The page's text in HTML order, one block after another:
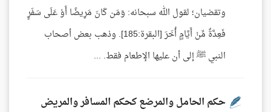
وتقضيان؛ لقول الله سبحانه: وَمَن كَانَ مَرِيضًا أَوْ عَلَى سَفَرٍ
فَعِدَّةٌ مِّنْ أَيَّامٍ أُخَرَ [البقرة:185]. وذهب بعض أصحاب
النبي ﷺ إلى أن عليها الإطعام فقط. ...
حكم الحامل والمرضع كحكم المسافر والمريض